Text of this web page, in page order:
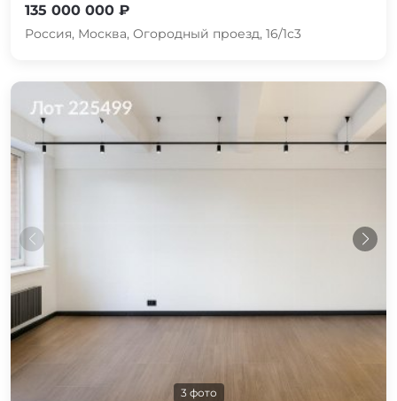
135 000 000 ₽
Россия, Москва, Огородный проезд, 16/1с3
3 фото